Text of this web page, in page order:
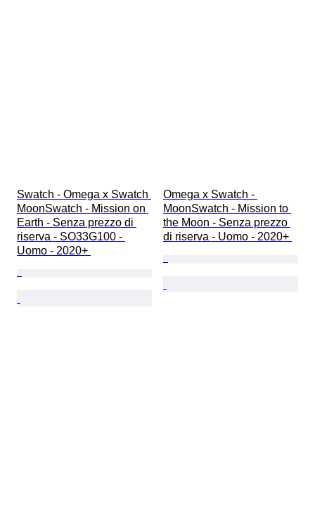
Swatch - Omega x Swatch
MoonSwatch - Mission on
Earth - Senza prezzo di
riserva - SO33G100 -
Uomo - 2020+
Omega x Swatch -
MoonSwatch - Mission to
the Moon - Senza prezzo
di riserva - Uomo - 2020+